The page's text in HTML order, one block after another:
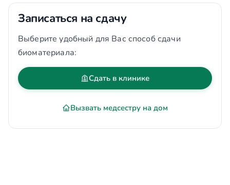
Записаться на сдачу
Выберите удобный для Вас способ сдачи
биоматериала:
Сдать в клинике
Вызвать медсестру на дом